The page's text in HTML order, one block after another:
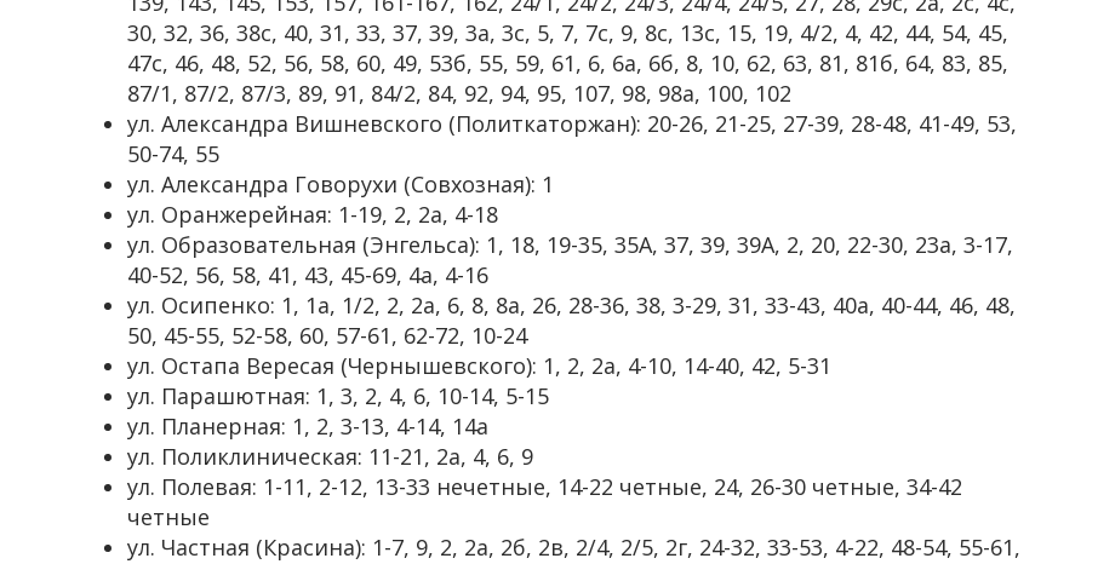
30, 32, 36, 38с, 40, 31, 33, 37, 39, 3а, 3с, 5, 7, 7с, 9, 8с, 13с, 15, 19, 4/2, 4, 42, 44, 54, 45,
47с, 46, 48, 52, 56, 58, 60, 49, 53б, 55, 59, 61, 6, 6а, 6б, 8, 10, 62, 63, 81, 81б, 64, 83, 85,
87/1, 87/2, 87/3, 89, 91, 84/2, 84, 92, 94, 95, 107, 98, 98а, 100, 102
ул. Александра Вишневского (Политкаторжан): 20-26, 21-25, 27-39, 28-48, 41-49, 53,
50-74, 55
ул. Александра Говорухи (Совхозная): 1
ул. Оранжерейная: 1-19, 2, 2а, 4-18
ул. Образовательная (Энгельса): 1, 18, 19-35, 35А, 37, 39, 39А, 2, 20, 22-30, 23а, 3-17,
40-52, 56, 58, 41, 43, 45-69, 4а, 4-16
ул. Осипенко: 1, 1а, 1/2, 2, 2а, 6, 8, 8а, 26, 28-36, 38, 3-29, 31, 33-43, 40а, 40-44, 46, 48,
50, 45-55, 52-58, 60, 57-61, 62-72, 10-24
ул. Остапа Вересая (Чернышевского): 1, 2, 2а, 4-10, 14-40, 42, 5-31
ул. Парашютная: 1, 3, 2, 4, 6, 10-14, 5-15
ул. Планерная: 1, 2, 3-13, 4-14, 14а
ул. Поликлиническая: 11-21, 2а, 4, 6, 9
ул. Полевая: 1-11, 2-12, 13-33 нечетные, 14-22 четные, 24, 26-30 четные, 34-42
четные
ул. Частная (Красина): 1-7, 9, 2, 2а, 2б, 2в, 2/4, 2/5, 2г, 24-32, 33-53, 4-22, 48-54, 55-61,